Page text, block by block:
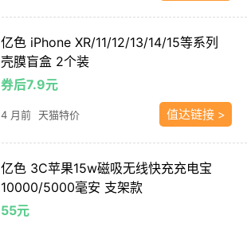
亿色 iPhone XR/11/12/13/14/15等系列
壳膜盲盒 2个装
券后7.9元
4 月前 天猫特价 值达链接 >
亿色 3C苹果15w磁吸无线快充充电宝
10000/5000毫安 支架款
55元